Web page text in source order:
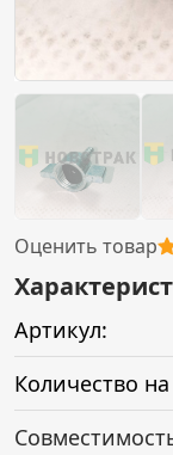
Оценить товар
Артикул:
Количество на